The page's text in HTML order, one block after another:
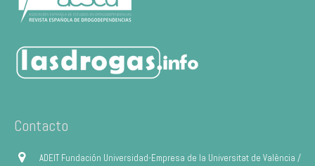
Contacto
ADEIT Fundación Universidad-Empresa de la Universitat de València /